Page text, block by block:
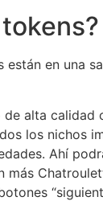
están en una
alta
los nichos
Ahí